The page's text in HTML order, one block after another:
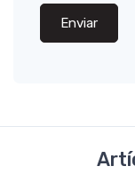
Enviar